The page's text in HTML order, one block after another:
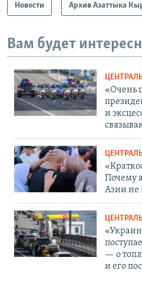
Новости Архив Азаттыка
Вам будет
«Очень
и
Почему
Азии не
— о
и его